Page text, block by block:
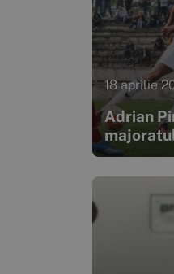
18 aprilie
Adrian